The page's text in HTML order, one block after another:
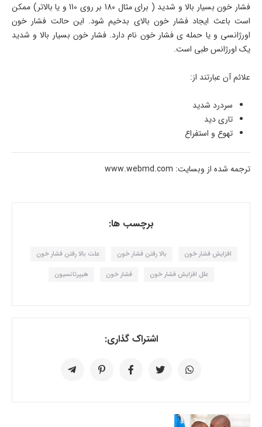
فشار خون بسیار بالا و شدید ( برای مثال 180 بر روی 110 و یا بالاتر) ممکن
است باعث ایجاد فشار خون بالای بدخیم شود. این حالت فشار خون
اورژانسی و یا حمله ی فشار خون نام دارد. فشار خون بسیار بالا و شدید
یک اورژانس طبی است.
علائم آن عبارتند از:
سردرد شدید
تاری دید
تهوع و استفراع
ترجمه شده از وبسایت: www.webmd.com
برچسب ها:
افزایش فشار خون بالا رفتن فشار خون علت بالا رفتن فشار خون
علل افزایش فشار خون فشار خون هیپرتانسیون
اشتراک گذاری: